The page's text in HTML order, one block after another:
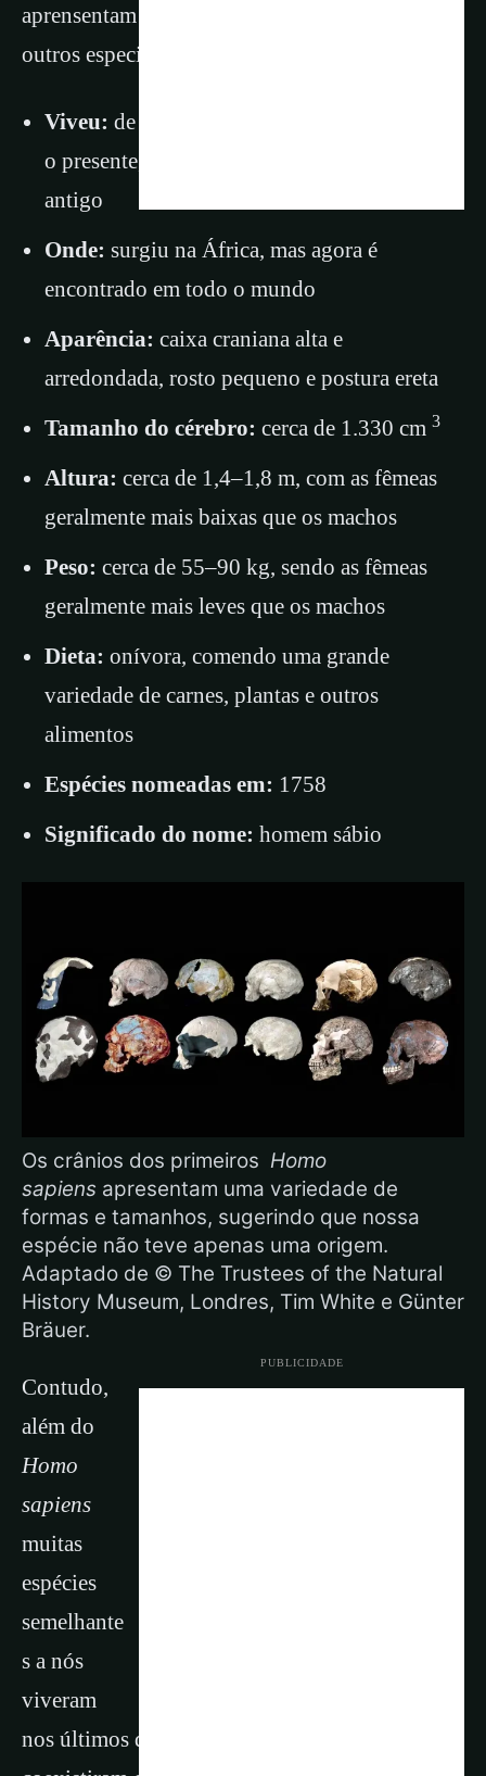
aprensentam caracteristicas que diferenciam dos
outros especies do Grupo Homo:
Viveu: de pelo menos 300.000 anos atrás até
o presente, mas provavelmente é ainda mais
antigo
Onde: surgiu na África, mas agora é
encontrado em todo o mundo
Aparência: caixa craniana alta e
arredondada, rosto pequeno e postura ereta
Tamanho do cérebro: cerca de 1.330 cm 3
Altura: cerca de 1,4–1,8 m, com as fêmeas
geralmente mais baixas que os machos
Peso: cerca de 55–90 kg, sendo as fêmeas
geralmente mais leves que os machos
Dieta: onívora, comendo uma grande
variedade de carnes, plantas e outros
alimentos
Espécies nomeadas em: 1758
Significado do nome: homem sábio
Os crânios dos primeiros Homo
sapiens apresentam uma variedade de
formas e tamanhos, sugerindo que nossa
espécie não teve apenas uma origem.
Adaptado de © The Trustees of the Natural
History Museum, Londres, Tim White e Günter
Bräuer.
PUBLICIDADE
Contudo,
além do
Homo
sapiens
muitas
espécies
semelhante
s a nós
viveram
nos últimos dois milhões de anos. Algumas